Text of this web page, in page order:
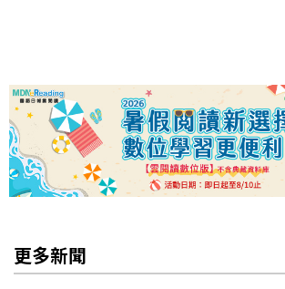
更多新聞